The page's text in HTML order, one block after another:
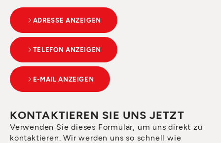
ADRESSE ANZEIGEN
TELEFON ANZEIGEN
E-MAIL ANZEIGEN
KONTAKTIEREN SIE UNS JETZT
Verwenden Sie dieses Formular, um uns direkt zu
kontaktieren. Wir werden uns so schnell wie